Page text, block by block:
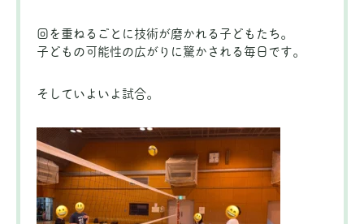
回を重ねるごとに技術が磨かれる子どもたち。
子どもの可能性の広がりに驚かされる毎日です。
そしていよいよ試合。